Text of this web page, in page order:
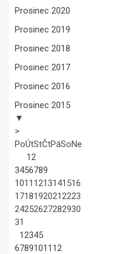
Prosinec 2020
Prosinec 2019
Prosinec 2018
Prosinec 2017
Prosinec 2016
Prosinec 2015
▼
>
PoÚtStČtPáSoNe
12
3456789
1011 1213141516
17181920212223
24252627282930
31
12345
67891011 12